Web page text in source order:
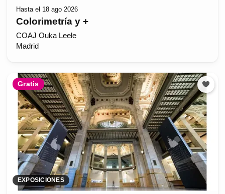
Hasta el 18 ago 2026
Colorimetría y +
COAJ Ouka Leele
Madrid
Gratis
EXPOSICIONES